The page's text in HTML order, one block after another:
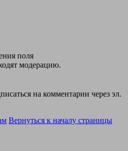
поля
модерацию.
на комментарии через эл.
Вернуться к началу страницы